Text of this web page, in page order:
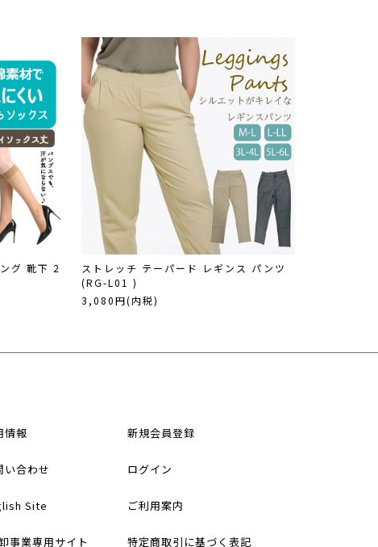
グ 靴下 2
ストレッチ テーパード レギンス パンツ
(RG-L01 )
3,080円(内税)
情報 新規会員登録
い合わせ ログイン
Site ご利用案内
事業専用サイト 特定商取引に基づく表記